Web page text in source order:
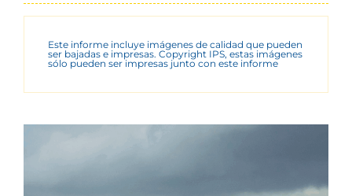
Este informe incluye imágenes de calidad que pueden
ser bajadas e impresas. Copyright IPS, estas imágenes
sólo pueden ser impresas junto con este informe